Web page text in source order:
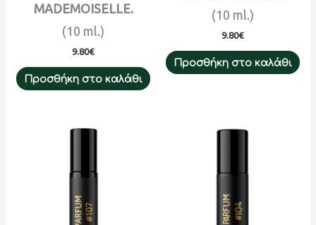
MADEMOISELLE.
(10 ml.)
9.80€
Προσθήκη στο καλάθι
(10 ml.)
9.80€
Προσθήκη στο καλάθι